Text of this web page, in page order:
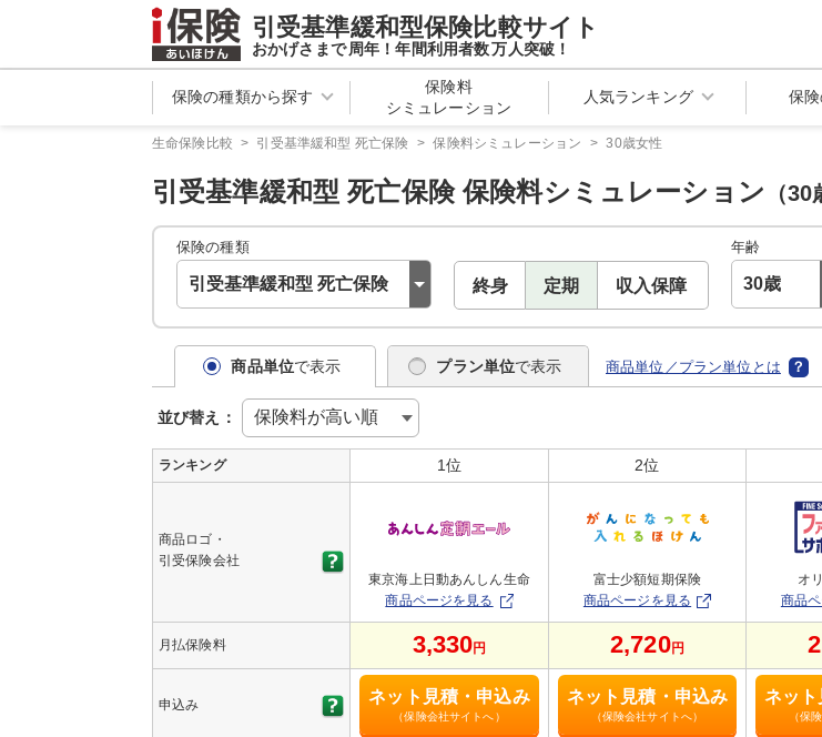
引受基準緩和型保険比較サイト
おかげさまで周年！年間利用者数万人突破！
保険の種類から探す
保険料
シミュレーション
人気ランキング 保
生命保険比較 > 引受基準緩和型 死亡保険 > 保険料シミュレーション > 30歳女性
引受基準緩和型 死亡保険保険料シミュレーション （30
保険の種類
終身 定期 収入保障
年齢
商品単位で表示 プラン単位で表示 商品単位／プラン単位とは
並び替え： 保険料が高い順
ランキング 1位 2位
商品ロゴ・
引受保険会社
東京海上日動あんしん生命
商品ページを見る
富士少額短期保険
商品ページを見る
オ
商品
月払保険料 3,330円 2,720円
申込み ネット見積・申込み
（保険会社サイトへ）
ネット見積・申込み
（保険会社サイトへ）
ネット
（保